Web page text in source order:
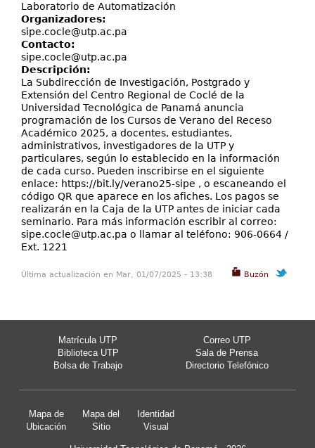
Laboratorio de Automatización
Organizadores:
sipe.cocle@utp.ac.pa
Contacto:
sipe.cocle@utp.ac.pa
Descripción:
La Subdirección de Investigación, Postgrado y
Extensión del Centro Regional de Coclé de la
Universidad Tecnológica de Panamá anuncia
programación de los Cursos de Verano del Receso
Académico 2025, a docentes, estudiantes,
administrativos, investigadores de la UTP y
particulares, según lo establecido en la información
de cada curso. Pueden inscribirse en el siguiente
enlace: https://bit.ly/verano25-sipe , o escaneando el
código QR que aparece en los afiches. Los pagos se
realizarán en la Caja de la UTP antes de iniciar cada
seminario. Para más información escribir al correo:
sipe.cocle@utp.ac.pa o llamar al teléfono: 906-0664 /
Ext. 1221
Buzón
Última actualización en Mar, 01/07/2025 - 13:38
Matrícula UTP
Correo UTP
Biblioteca UTP
Sala de Prensa
Bolsa de Trabajo
Directorio Telefónico
Mapa de
Ubicación
Mapa del
Sitio
Identidad
Visual